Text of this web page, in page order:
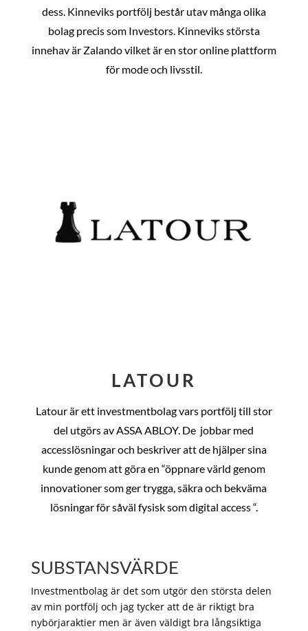
dess. Kinneviks portfölj består utav många olika
bolag precis som Investors. Kinneviks största
innehav är Zalando vilket är en stor online plattform
för mode och livsstil.
LATOUR
Latour är ett investmentbolag vars portfölj till stor
del utgörs av ASSA ABLOY. De jobbar med
accesslösningar och beskriver att de hjälper sina
kunde genom att göra en “öppnare värld genom
innovationer som ger trygga, säkra och bekväma
lösningar för såväl fysisk som digital access “.
SUBSTANSVÄRDE
Investmentbolag är det som utgör den största delen
av min portfölj och jag tycker att de är riktigt bra
nybörjaraktier men är även väldigt bra långsiktiga